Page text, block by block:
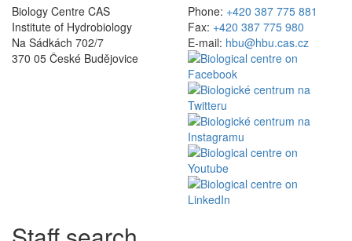
Biology Centre CAS
Institute of Hydrobiology
Na Sádkách 702/7
370 05 České Budějovice
Phone: +420 387 775 881
Fax: +420 387 775 980
E-mail: hbu@hbu.cas.cz